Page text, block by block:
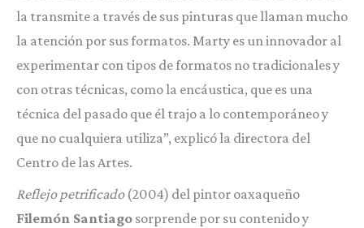
la transmite a través de sus pinturas que llaman mucho
la atención por sus formatos. Marty es un innovador al
experimentar con tipos de formatos no tradicionales y
con otras técnicas, como la encáustica, que es una
técnica del pasado que él trajo a lo contemporáneo y
que no cualquiera utiliza”, explicó la directora del
Centro de las Artes.
Reflejo petrificado(2004) del pintor oaxaqueño
Filemón Santiago sorprende por su contenido y